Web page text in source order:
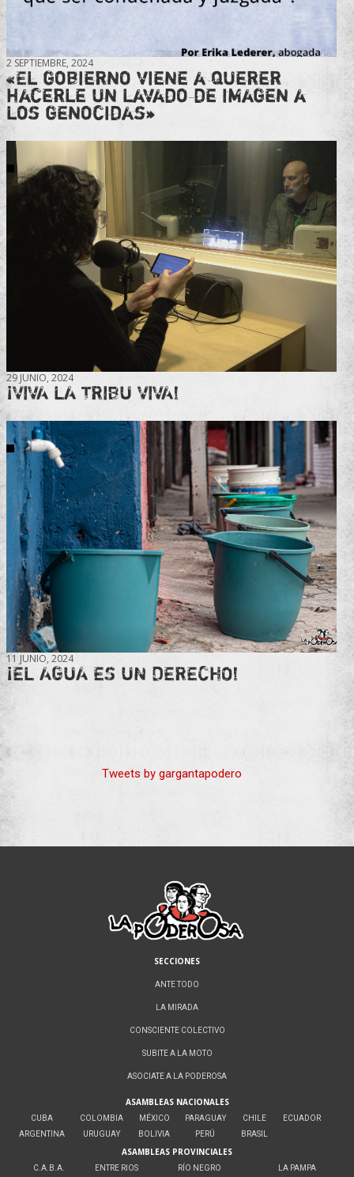
2 SEPTIEMBRE, 2024
«El gobierno viene a querer
hacerle un lavado de imagen a
los genocidas»
29 JUNIO, 2024
¡VIVA LA TRIBU VIVA!
11 JUNIO, 2024
¡EL AGUA ES UN DERECHO!
Tweets by gargantapodero
SECCIONES
ANTE TODO
LA MIRADA
CONSCIENTE COLECTIVO
SUBITE A LA MOTO
ASOCIATE A LA PODEROSA
ASAMBLEAS NACIONALES
CUBA
ARGENTINA
COLOMBIA
URUGUAY
MÉXICO
BOLIVIA
PARAGUAY
PERÚ
CHILE
BRASIL
ECUADOR
ASAMBLEAS PROVINCIALES
C.A.B.A. ENTRE RIOS RÍO NEGRO LA PAMPA